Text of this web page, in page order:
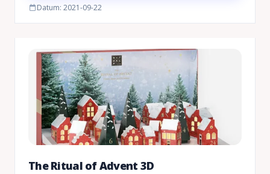
Datum: 2021-09-22
The Ritual of Advent 3D